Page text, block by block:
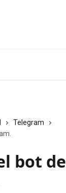
Telegram
bot de